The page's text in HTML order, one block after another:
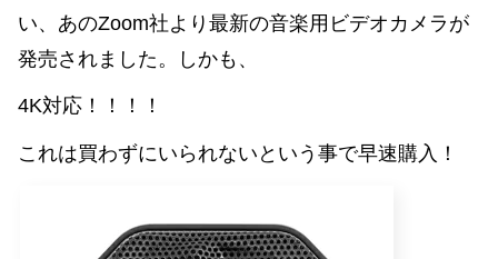
い、あのZoom社より最新の音楽用ビデオカメラが
発売されました。しかも、
4K対応！！！！
これは買わずにいられないという事で早速購入！